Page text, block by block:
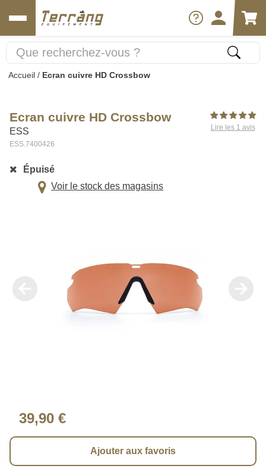
Accueil / Ecran cuivre HD Crossbow
Ecran cuivre HD Crossbow
ESS
ESS.7400426
Lire les 1 avis
Épuisé
Voir le stock des magasins
39,90 €
Ajouter aux favoris